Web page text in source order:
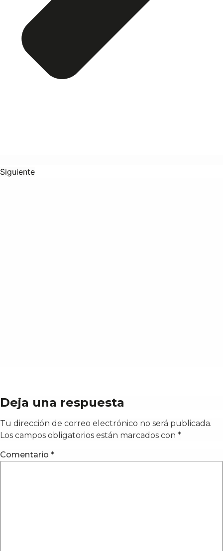
Siguiente
Deja una respuesta
Tu dirección de correo electrónico no será publicada.
Los campos obligatorios están marcados con *
Comentario *